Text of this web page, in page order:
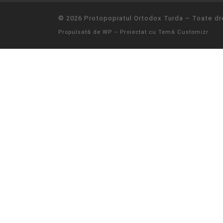
© 2026 Protopopiatul Ortodox Turda – Toate
Propulsată de WP – Proiectat cu Temă Customizr